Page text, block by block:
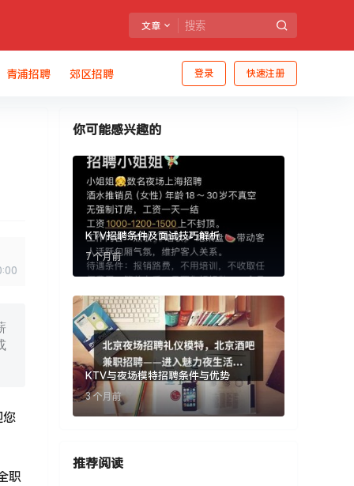
文章
登录 快速注册
青浦招聘 郊区招聘
您
职
你可能感兴趣的
KTV招聘条件及面试技巧解析
7 个月前
KTV与夜场模特招聘条件与优势
3 个月前
推荐阅读